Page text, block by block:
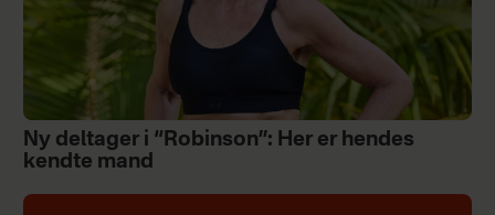
Ny deltager i “Robinson”: Her er hendes
kendte mand